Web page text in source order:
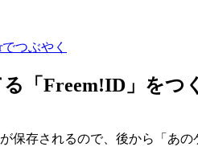
つぶやく
「 Freem!ID 」をつ
保存されるので、後から「あ